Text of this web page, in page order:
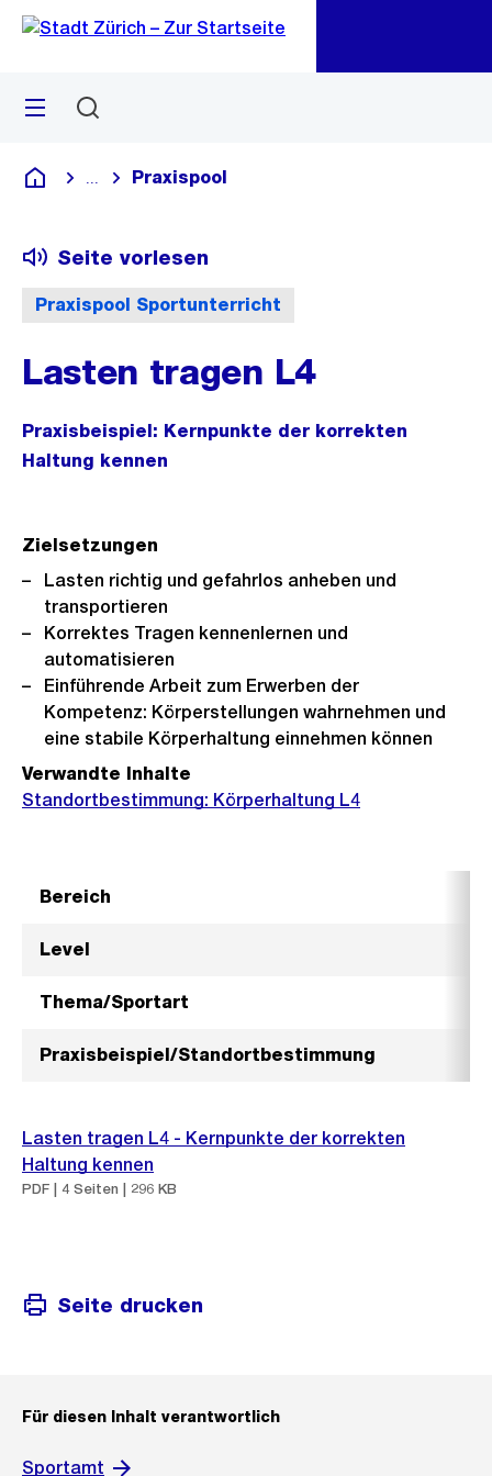
Navigation
Sprunglink
Menü
Deutsch
Blende alle Breadcrumbs ein
Praxispool
Praxispool Sportunterricht
Seite vorlesen
Lasten tragen L4
Praxisbeispiel: Kernpunkte der korrekten
Haltung kennen
Zielsetzungen
Lasten richtig und gefahrlos anheben und
transportieren
Korrektes Tragen kennenlernen und
automatisieren
Einführende Arbeit zum Erwerben der
Kompetenz: Körperstellungen wahrnehmen und
eine stabile Körperhaltung einnehmen können
Verwandte Inhalte
Standortbestimmung: Körperhaltung L4
Bereich
Level
Thema/Sportart
Praxisbeispiel/Standortbestimmung
Lasten tragen L4 - Kernpunkte der korrekten
Haltung kennen
PDF | 4 Seiten | 296 KB
Seite drucken
Für diesen Inhalt verantwortlich
Sportamt